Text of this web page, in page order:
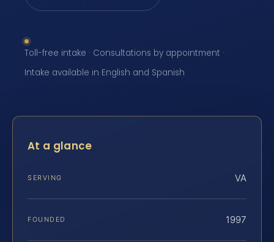
Toll-free intake · Consultations by appointment ·
Intake available in English and Spanish
At a glance
SERVING VA
FOUNDED 1997